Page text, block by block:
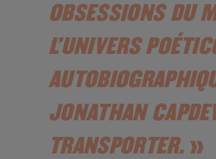
OBSESSIONS DU
L’UNIVERS
JONATHAN
TRANSPORTER.»